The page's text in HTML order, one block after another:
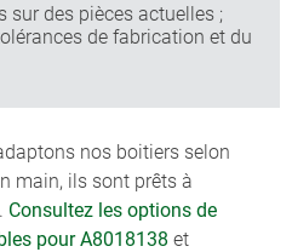
sur des pièces actuelles ;
de fabrication et du
nos boitiers selon
main, ils sont prêts à
Consultez les options de
pour A8018138 et